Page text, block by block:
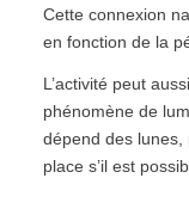
Cette connexion
en fonction de la
L’activité peut
phénomène de
dépend des
place s’il est